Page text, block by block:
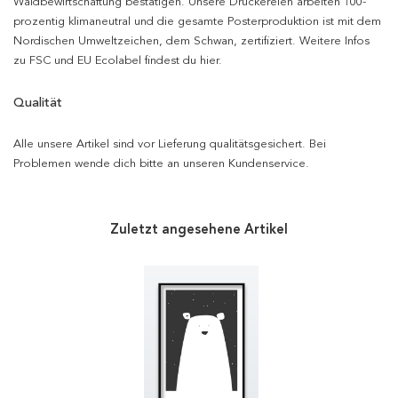
prozentig klimaneutral und die gesamte Posterproduktion ist mit dem
Nordischen Umweltzeichen, dem Schwan, zertifiziert. Weitere Infos
zu FSC und EU Ecolabel findest du hier.
Qualität
Alle unsere Artikel sind vor Lieferung qualitätsgesichert. Bei
Problemen wende dich bitte an unseren Kundenservice.
Zuletzt angesehene Artikel